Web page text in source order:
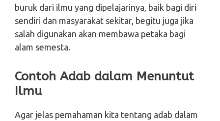
buruk dari ilmu yang dipelajarinya, baik bagi diri
sendiri dan masyarakat sekitar, begitu juga jika
salah digunakan akan membawa petaka bagi
alam semesta.
Contoh Adab dalam Menuntut
Ilmu
Agar jelas pemahaman kita tentang adab dalam